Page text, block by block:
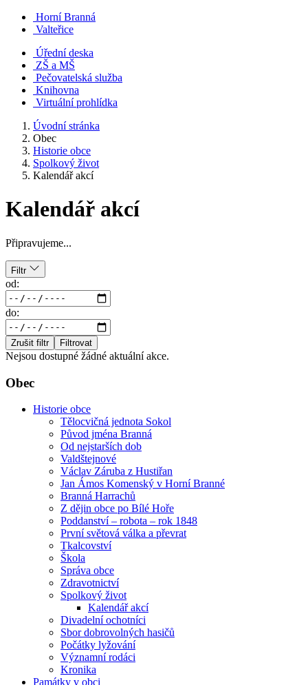
Horní Branná
Valteřice
Úřední deska
ZŠ a MŠ
Pečovatelská služba
Knihovna
Virtuální prohlídka
Úvodní stránka
Obec
Historie obce
Spolkový život
Kalendář akcí
Kalendář akcí
Připravujeme...
Filtr
od:
do:
Zrušit filtr Filtrovat
Nejsou dostupné žádné aktuální akce.
Obec
Historie obce
Tělocvičná jednota Sokol
Původ jména Branná
Od nejstarších dob
Valdštejnové
Václav Záruba z Hustiřan
Jan Ámos Komenský v Horní Branné
Branná Harrachů
Z dějin obce po Bílé Hoře
Poddanství – robota – rok 1848
První světová válka a převrat
Tkalcovství
Škola
Správa obce
Zdravotnictví
Spolkový život
Kalendář akcí
Divadelní ochotníci
Sbor dobrovolných hasičů
Počátky lyžování
Významní rodáci
Kronika
Památky v obci